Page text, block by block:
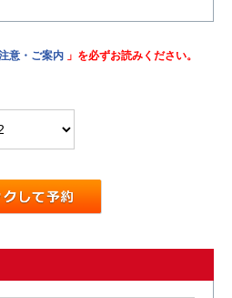
意・ご案内 」を必ずお読みください。